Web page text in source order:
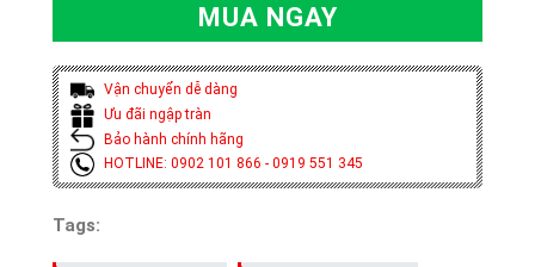
MUA NGAY
Vận chuyển dễ dàng
Ưu đãi ngập tràn
Bảo hành chính hãng
HOTLINE: 0902 101 866 - 0919 551 345
Tags: